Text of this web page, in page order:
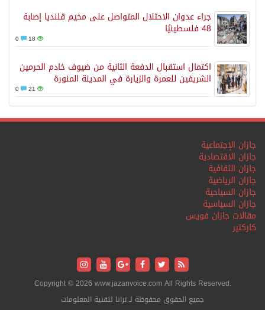
جراء عدوان الاحتلال المتواصل على مخيم قلنديا إصابة
48 فلسطينيًا
18
اكتمال استقبال الدفعة الثانية من ضيوف خادم الحرمين
الشريفين للعمرة والزيارة في المدينة المنورة
21
جازان الإجتماعية
جازان الاقتصادية
جازان الثقافية
جازان الرياضية
جازان السياحية
جازان السياسية
مقالات جازان فويس
كاركتير
Copyright © 2026 www.jazanvoice.com All Rights Reserved.
جميع الحقوق محفوظة لـ ترانا لتقنية المعلومات